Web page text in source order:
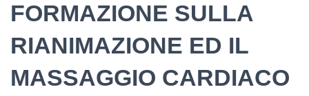
FORMAZIONE SULLA
RIANIMAZIONE ED IL
MASSAGGIO CARDIACO